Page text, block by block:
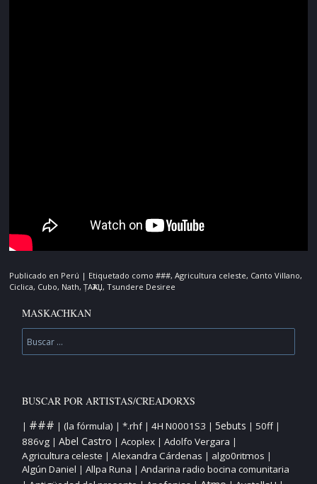
Publicado en Perú | Etiquetado como ###, Agricultura celeste, Canto Villano,
Ciclica, Cubo, Nath, ȚAҠAЏ, Tsundere Desiree
MASKACHKAN
Buscar
BUSCAR POR ARTISTAS/CREADORXS
| ### | (la fórmula) | *.rhf| 4H N0001S3 | 5ebuts | 50ff|
886vg| Abel Castro | Acoplex| Adolfo Vergara |
Agricultura celeste | Alexandra Cárdenas | algo0ritmos |
Algún Daniel | Allpa Runa | Andarina radio bocina comunitaria